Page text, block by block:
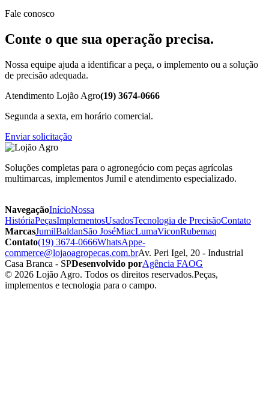
Fale conosco
Conte o que sua operação precisa.
Nossa equipe ajuda a identificar a peça, o implemento ou a solução
de precisão adequada.
Atendimento Lojão Agro(19) 3674-0666
Segunda a sexta, em horário comercial.
Enviar solicitação
Soluções completas para o agronegócio com peças agrícolas
multimarcas, implementos Jumil e atendimento especializado.
NavegaçãoInícioNossa
HistóriaPeçasImplementosUsadosTecnologia de PrecisãoContato
MarcasJumilBaldanSão JoséMiacLumaViconRubemaq
Contato(19) 3674-0666WhatsAppe-
commerce@lojaoagropecas.com.brAv. Peri Igel, 20 - Industrial
Casa Branca - SPDesenvolvido porAgência FAOG
© 2026 Lojão Agro. Todos os direitos reservados.Peças,
implementos e tecnologia para o campo.